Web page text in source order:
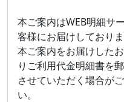
本ご案内はWEB明細サ
客様にお届けしておりま
本ご案内をお届けした
りご利用代金明細書を
させていただく場合が
い。